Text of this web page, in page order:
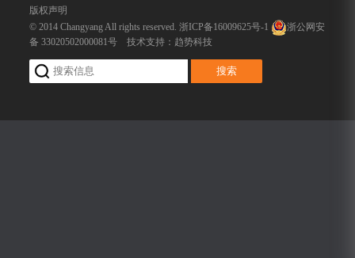
版权声明
© 2014 Changyang All rights reserved. 浙ICP备16009625号-1
浙公网安
备 33020502000081号 技术支持： 趋势科技
搜索